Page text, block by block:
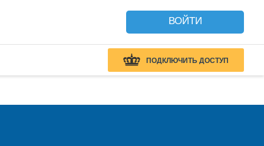
ВОЙТИ
ПОДКЛЮЧИТЬ ДОСТУП